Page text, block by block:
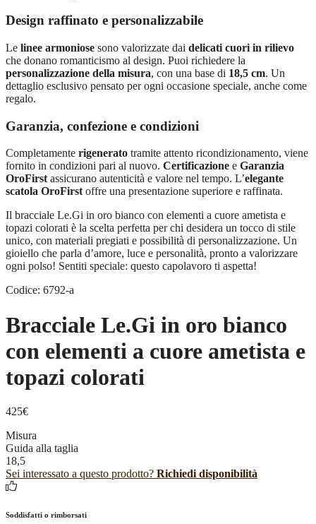
Design raffinato e personalizzabile
Le linee armoniose sono valorizzate dai delicati cuori in rilievo
che donano romanticismo al design. Puoi richiedere la
personalizzazione della misura, con una base di 18,5 cm. Un
dettaglio esclusivo pensato per ogni occasione speciale, anche come
regalo.
Garanzia, confezione e condizioni
Completamente rigenerato tramite attento ricondizionamento, viene
fornito in condizioni pari al nuovo. Certificazione e Garanzia
OroFirst assicurano autenticità e valore nel tempo. L’elegante
scatola OroFirst offre una presentazione superiore e raffinata.
Il bracciale Le.Gi in oro bianco con elementi a cuore ametista e
topazi colorati è la scelta perfetta per chi desidera un tocco di stile
unico, con materiali pregiati e possibilità di personalizzazione. Un
gioiello che parla d’amore, luce e personalità, pronto a valorizzare
ogni polso! Sentiti speciale: questo capolavoro ti aspetta!
Codice: 6792-a
Bracciale Le.Gi in oro bianco
con elementi a cuore ametista e
topazi colorati
425€
Misura
Guida alla taglia
18,5
Sei interessato a questo prodotto? Richiedi disponibilità
Soddisfatti o rimborsati